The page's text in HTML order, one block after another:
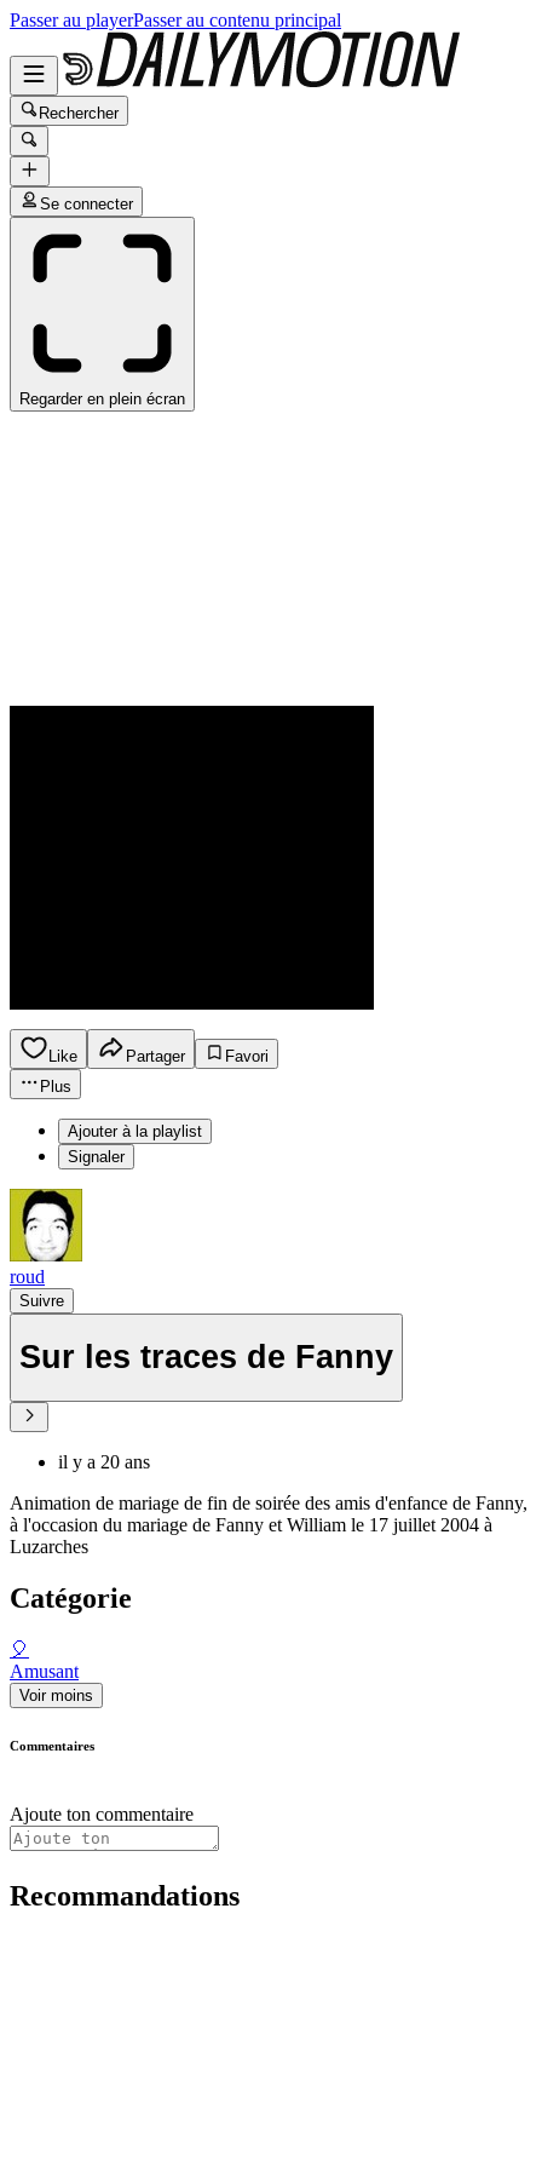
Passer au playerPasser au contenu principal
Rechercher
Se connecter
Regarder en plein écran
Like Partager
Favori
Plus
Ajouter à la playlist
Signaler
roud
Suivre
Sur les traces de Fanny
il y a 20 ans
Animation de mariage de fin de soirée des amis d'enfance de Fanny,
à l'occasion du mariage de Fanny et William le 17 juillet 2004 à
Luzarches
Catégorie
🎈
Amusant
Voir moins
Commentaires
Ajoute ton commentaire
Recommandations